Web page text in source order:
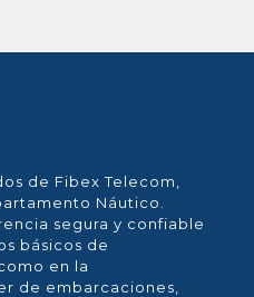
de Fibex Telecom,
Náutico.
segura y confiable
básicos de
en la
de embarcaciones,